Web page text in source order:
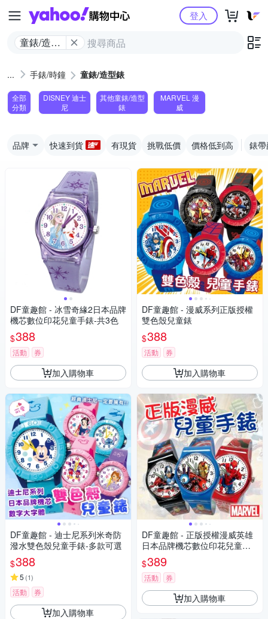
Yahoo購物中心
童錶/造型
登入
手錶/時鐘 童錶/造型錶
全部
分類
DISNEY 迪士
尼
其他童錶/造型
錶
MARVEL 漫
威
品牌 快速到貨 有現貨 挑戰低價 價格低到高 錶
DF童趣館 - 冰雪奇緣2日本品牌
機芯數位印花兒童手錶-共3色
$388
活動 券
加入購物車
DF童趣館 - 迪士尼系列米奇防
潑水雙色殼兒童手錶-多款可選
$388
5 (1)
活動 券
加入購物車
DF童趣館 - 漫威系列正版授權
雙色殼兒童錶
$388
活動 券
加入購物車
DF童趣館 - 正版授權漫威英雄
日本品牌機芯數位印花兒童手
錶
$389
活動 券
加入購物車